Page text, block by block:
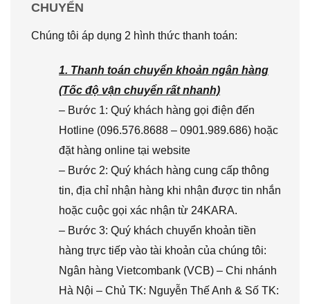
CHUYỂN
Chúng tôi áp dụng 2 hình thức thanh toán:
1. Thanh toán chuyển khoản ngân hàng
(Tốc độ vận chuyển rất nhanh)
– Bước 1: Quý khách hàng gọi điện đến
Hotline (096.576.8688 – 0901.989.686) hoặc
đặt hàng online tại website
– Bước 2: Quý khách hàng cung cấp thông
tin, địa chỉ nhận hàng khi nhận được tin nhắn
hoặc cuộc gọi xác nhận từ 24KARA.
– Bước 3: Quý khách chuyển khoản tiền
hàng trực tiếp vào tài khoản của chúng tôi:
Ngân hàng Vietcombank (VCB) – Chi nhánh
Hà Nội – Chủ TK: Nguyễn Thế Anh & Số TK: